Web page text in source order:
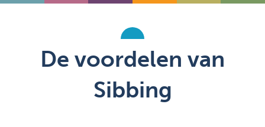
De voordelen van
Sibbing